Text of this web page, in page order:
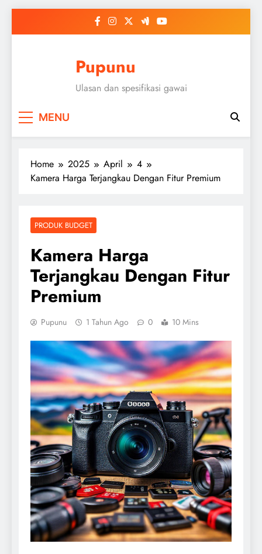
Pupunu
Ulasan dan spesifikasi gawai
MENU
Home 2025 April
4
Kamera Harga Terjangkau Dengan Fitur Premium
PRODUK BUDGET
Kamera Harga
Terjangkau Dengan Fitur
Premium
Pupunu 1 Tahun Ago 0 10 Mins